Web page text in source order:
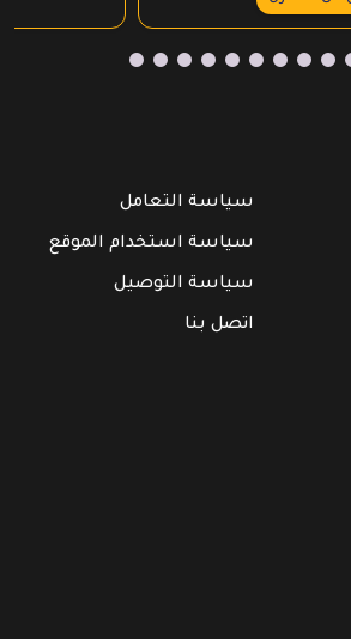
سياسة التعامل
سياسة استخدام الموقع
سياسة التوصيل
اتصل بنا